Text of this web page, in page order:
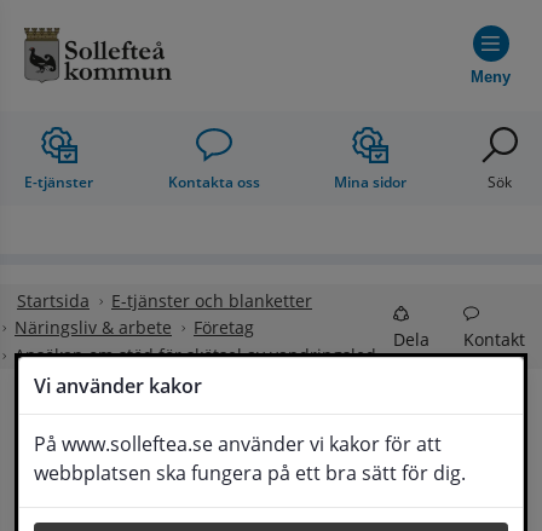
Vi använder kakor
På www.solleftea.se använder vi kakor för att
webbplatsen ska fungera på ett bra sätt för dig.
Meny
E-tjänster Kontakta oss Mina sidor Sök
Startsida
E-tjänster och blanketter
Näringsliv & arbete
Företag
Ansökan om stöd för skötsel av vandringsled
Dela Kontakt
Ansökan om stöd för
skötsel av vandringsled